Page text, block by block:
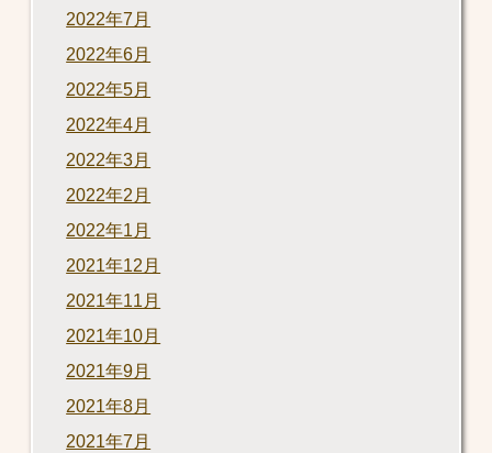
2022年7月
2022年6月
2022年5月
2022年4月
2022年3月
2022年2月
2022年1月
2021年12月
2021年11月
2021年10月
2021年9月
2021年8月
2021年7月